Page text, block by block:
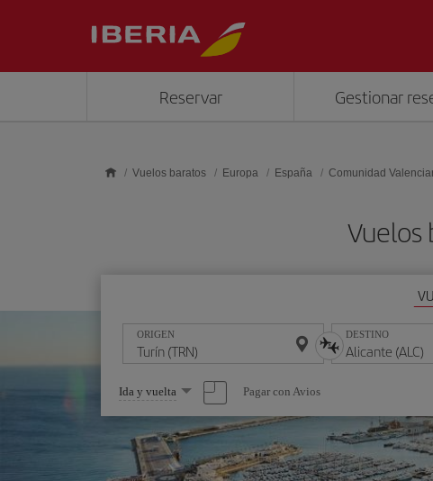
Reservar Gestionar
Vuelos baratos Europa España Comunidad
Vuelos
ORIGEN DESTINO
Seleccione
una
opción
Ida y vuelta Pagar con Avios